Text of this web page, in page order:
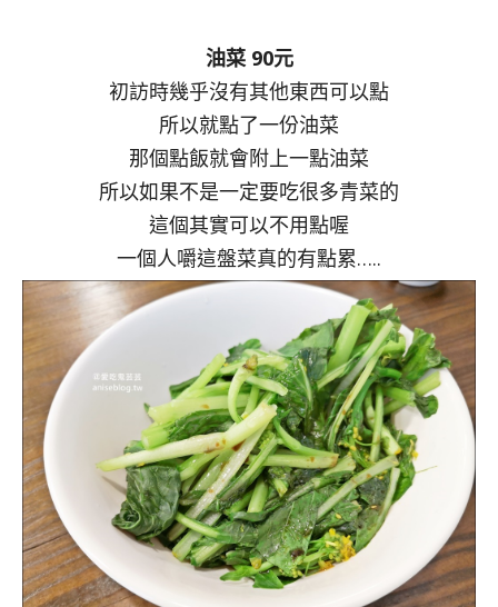
油菜 90元
初訪時幾乎沒有其他東西可以點
所以就點了一份油菜
那個點飯就會附上一點油菜
所以如果不是一定要吃很多青菜的
這個其實可以不用點喔
一個人嚼這盤菜真的有點累…..